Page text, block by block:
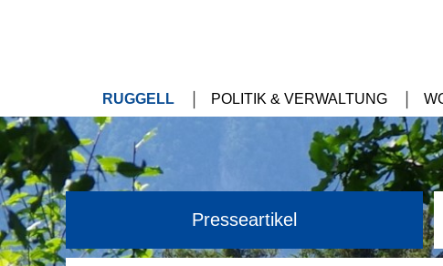
RUGGELL POLITIK & VERWALTUNG
Presseartikel